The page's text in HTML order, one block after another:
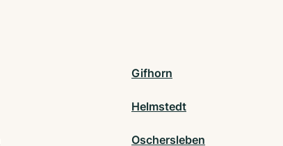
Gifhorn
Helmstedt
Oschersleben